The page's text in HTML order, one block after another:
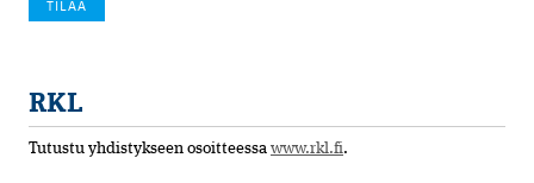
RKL
Tutustu yhdistykseen osoitteessa www.rkl.fi.